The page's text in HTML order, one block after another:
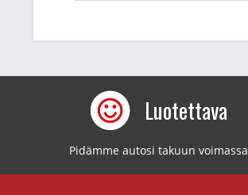
Luotettava
Pidämme autosi takuun voimassa